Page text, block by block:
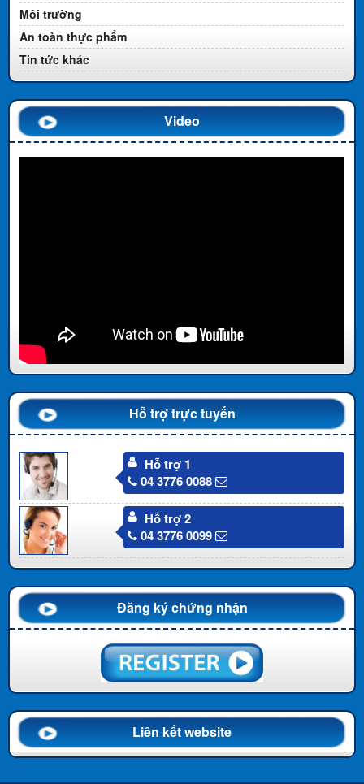
Môi trường
An toàn thực phẩm
Tin tức khác
Video
Hỗ trợ trực tuyến
Hỗ trợ 1
04 3776 0088
Hỗ trợ 2
04 3776 0099
Đăng ký chứng nhận
Liên kết website